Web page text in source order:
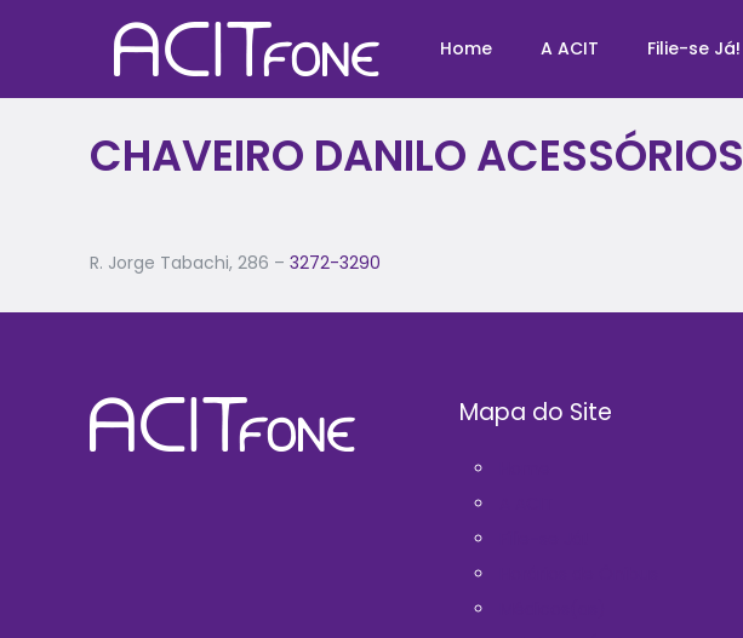
Home A ACIT Filie-se Já!
CHAVEIRO DANILO ACESSÓRIOS
R. Jorge Tabachi, 286 –3272-3290
Mapa do Site